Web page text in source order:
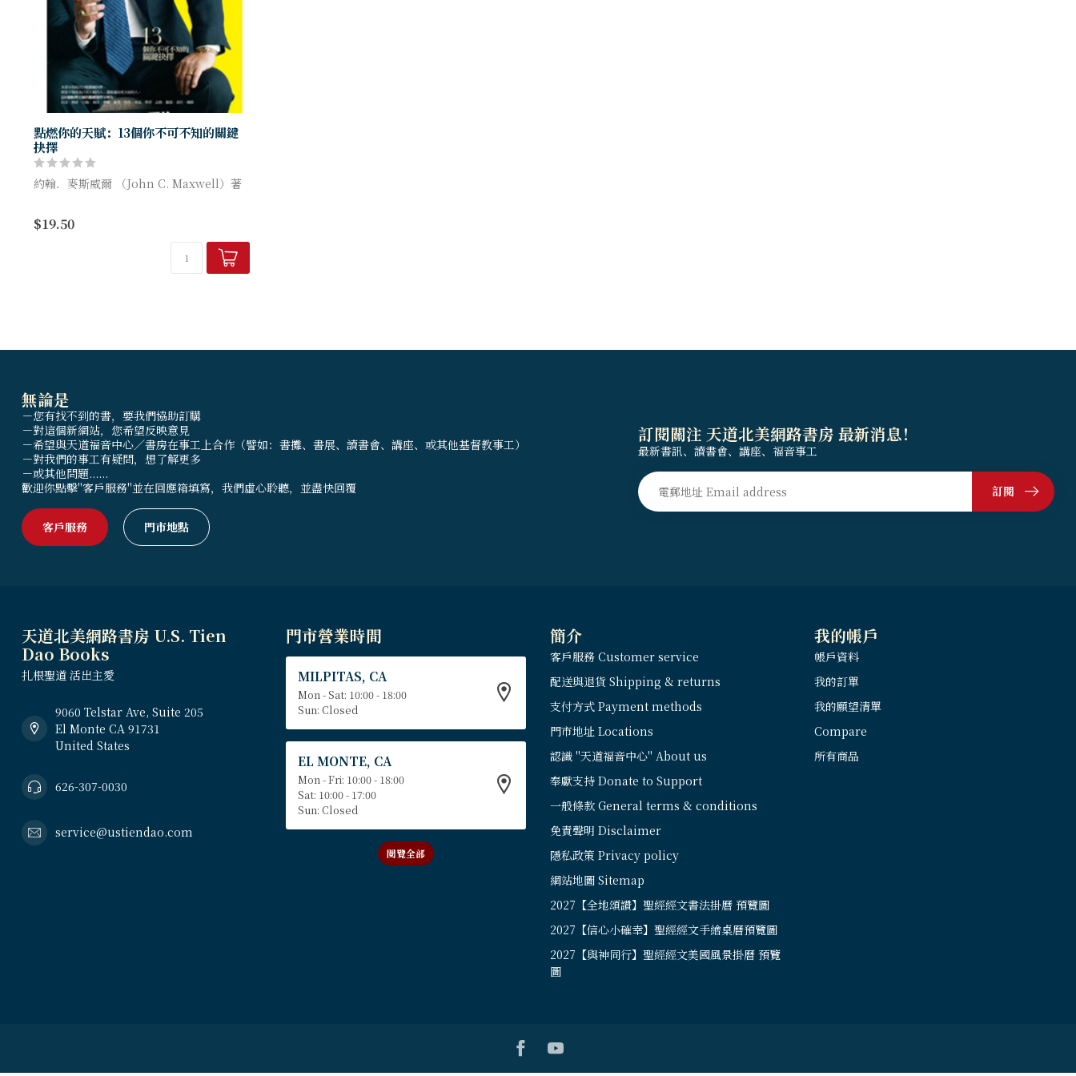
點燃你的天賦：13個你不可不知的關鍵
抉擇
約翰．麥斯威爾 （John C. Maxwell）著
的選擇中看到。這些選擇倍增他們的天賦，
使其擴展至最大化。因為他...
$19.50
無論是
－您有找不到的書，要我們協助訂購
－對這個新網站，您希望反映意見
－希望與天道福音中心／書房在事工上合作（譬如：書攤、書展、讀書會、講座、或其他基督教事工）
－對我們的事工有疑問，想了解更多
－或其他問題......
歡迎你點擊"客戶服務"並在回應箱填寫，我們虛心聆聽，並盡快回覆
客戶服務 門市地點
訂閱關注 天道北美網路書房 最新消息！
最新書訊、讀書會、講座、福音事工
訂閱
天道北美網路書房 U.S. Tien
Dao Books
扎根聖道 活出主愛
9060 Telstar Ave, Suite 205
El Monte CA 91731
United States
626-307-0030
service@ustiendao.com
門市營業時間
MILPITAS, CA
Mon - Sat: 10:00 - 18:00
Sun: Closed
EL MONTE, CA
Mon - Fri: 10:00 - 18:00
Sat: 10:00 - 17:00
Sun: Closed
閱覽全部
簡介
客戶服務 Customer service
配送與退貨 Shipping & returns
支付方式 Payment methods
門市地址 Locations
認識 "天道福音中心" About us
奉獻支持 Donate to Support
一般條款 General terms & conditions
免責聲明 Disclaimer
隱私政策 Privacy policy
網站地圖 Sitemap
2027【全地頌讚】聖經經文書法掛曆 預覽圖
2027【信心小確幸】聖經經文手繪桌曆預覽圖
2027【與神同行】聖經經文美國風景掛曆 預覽
圖
我的帳戶
帳戶資料
我的訂單
我的願望清單
Compare
所有商品